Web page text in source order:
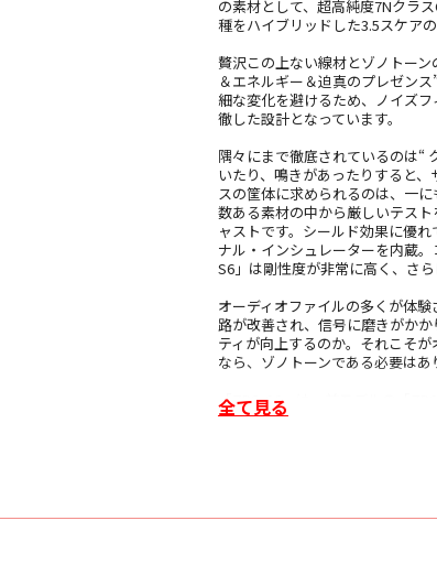
の素材として、超高純度7Nクラ
種をハイブリッドした3.5スケア
贅沢この上ない線材とゾノトー
＆エネルギー＆迫真のプレゼン
細な変化を避けるため、ノイズ
徹した設計となっています。
隅々にまで徹底されているのは“
いたり、鳴きがあったりすると
スの筐体に求められるのは、一
数ある素材の中から厳しいテス
ャストです。シールド効果に優
ナル・インシュレーターを内蔵
S6」は剛性度が非常に高く、さ
オーディオファイルの多くが体
路が改善され、信号に磨きがか
ティが向上するのか。それこそ
なら、ゾノトーンである必要はあ
「ZPS-S6」は、前モデルの「
S/Nを実現しました。でも、それ
〇 筐体：アルミダイキャスト
全て見る